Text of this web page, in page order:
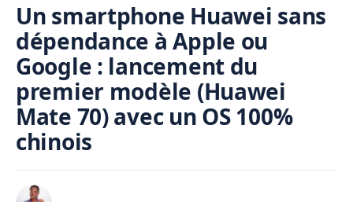
Un smartphone Huawei sans
dépendance à Apple ou
Google : lancement du
premier modèle (Huawei
Mate 70) avec un OS 100%
chinois